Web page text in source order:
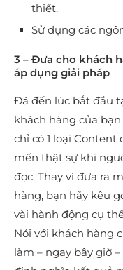
thiết.
Sử dụng các
3 – Đưa cho khách
áp dụng giải pháp
Đã đến lúc bắt đầu
khách hàng của
chỉ có 1 loại
mến thật sự khi
đọc. Thay vì đưa ra
hàng, bạn hãy kêu
vài hành động cụ
Nói với khách hàng
làm – ngay bây giờ